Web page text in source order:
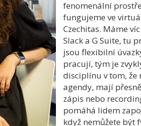
fenomenální
fungujeme ve
Czechitas. Máme
Slack a G Suite, tu
jsou flexibilní
pracují, tým je
disciplínu v tom, že
agendy, mají
zápis nebo
pomáhá lidem
když nemůžete být